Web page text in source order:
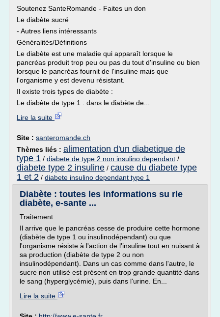
Soutenez SanteRomande - Faites un don
Le diabète sucré
- Autres liens intéressants
Généralités/Définitions
Le diabète est une maladie qui apparaît lorsque le
pancréas produit trop peu ou pas du tout d'insuline ou bien
lorsque le pancréas fournit de l'insuline mais que
l'organisme y est devenu résistant.
Il existe trois types de diabète :
Le diabète de type 1 : dans le diabète de...
Lire la suite
Site : santeromande.ch
Thèmes liés : alimentation d'un diabetique de
type 1 / diabete de type 2 non insulino dependant /
diabete type 2 insuline / cause du diabete type
1 et 2 / diabete insulino dependant type 1
Diabète : toutes les informations su rle
diabète, e-sante ...
Traitement
Il arrive que le pancréas cesse de produire cette hormone
(diabète de type 1 ou insulinodépendant) ou que
l'organisme résiste à l'action de l'insuline tout en nuisant à
sa production (diabète de type 2 ou non
insulinodépendant). Dans un cas comme dans l'autre, le
sucre non utilisé est présent en trop grande quantité dans
le sang (hyperglycémie), puis dans l'urine. En...
Lire la suite